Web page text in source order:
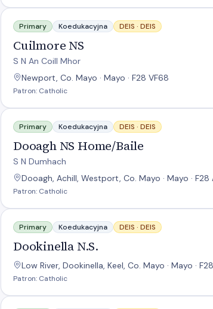
Cuilmore NS
Primary Koedukacyjna DEIS · DEIS
Cuilmore NS
S N An Coill Mhor
Newport, Co. Mayo · Mayo · F28 VF68
Patron: Catholic
Dooagh NS Home/Baile
Primary Koedukacyjna DEIS · DEIS
Dooagh NS Home/Baile
S N Dumhach
Dooagh, Achill, Westport, Co. Mayo · Mayo · F28
Patron: Catholic
Dookinella N.S.
Primary Koedukacyjna DEIS · DEIS
Dookinella N.S.
Low River, Dookinella, Keel, Co. Mayo · Mayo ·
Patron: Catholic
Drumgallagh N S